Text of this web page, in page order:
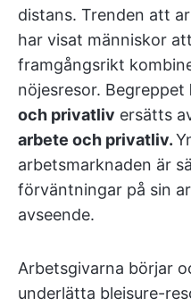
distans. Trenden att
har visat människor
framgångsrikt
nöjesresor. Begreppet
och privatliv ersätts
arbete och privatliv.
arbetsmarknaden är
förväntningar på sin
avseende.
Arbetsgivarna börjar
underlätta bleisure-